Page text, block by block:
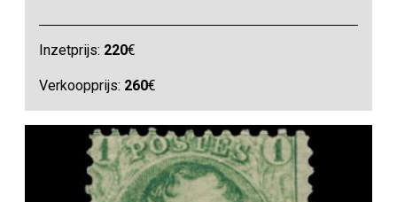
Inzetprijs: 220€
Verkoopprijs: 260€